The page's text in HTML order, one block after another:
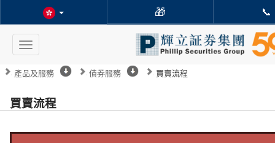
🎁 📞
Toggle
navigation
產品及服務 債券服務 買賣流程
買賣流程